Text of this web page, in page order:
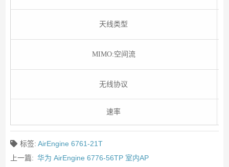
天线类型
MIMO:空间流
无线协议
速率
标签: AirEngine 6761-21T
上一篇: 华为 AirEngine 6776-56TP 室内AP